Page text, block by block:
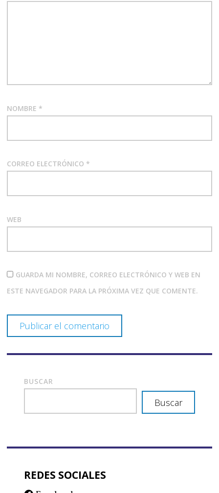
NOMBRE *
CORREO ELECTRÓNICO *
WEB
GUARDA MI NOMBRE, CORREO ELECTRÓNICO Y WEB EN
ESTE NAVEGADOR PARA LA PRÓXIMA VEZ QUE COMENTE.
BUSCAR
Buscar
REDES SOCIALES